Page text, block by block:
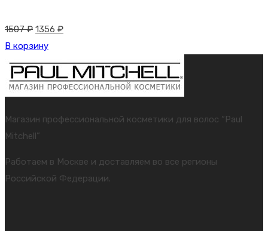
1507₽ Первоначальная
цена
составляла
1507 ₽.
1356 ₽Текущая
1356 ₽.
В корзину
Магазин профессиональной косметики для волос “Paul
Mitchell”
Работаем в Москве и доставляем во все регионы
Российской Федерации.